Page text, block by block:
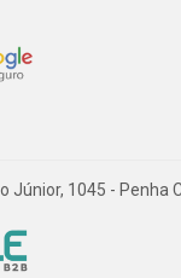
Júnior, 1045 -